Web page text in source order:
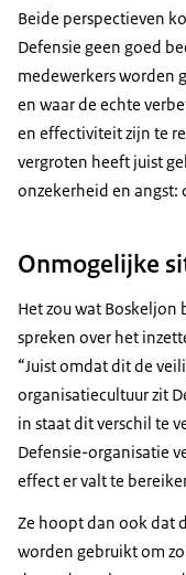
Beide perspectieven
Defensie geen goed
medewerkers worden
en waar de echte
en effectiviteit zijn te
vergroten heeft juist
onzekerheid en angst:
Onmogelijke
Het zou wat
spreken over het
“Juist omdat dit de
organisatiecultuur zit
in staat dit verschil te
Defensie-organisatie
effect er valt te
Ze hoopt dan ook dat
worden gebruikt om